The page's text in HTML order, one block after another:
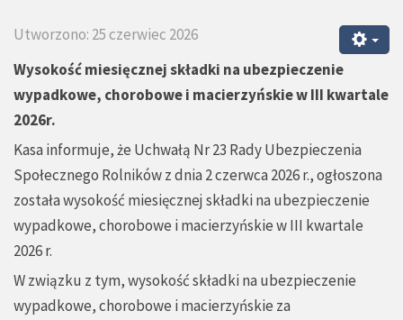
Utworzono: 25 czerwiec 2026
Wysokość miesięcznej składki na ubezpieczenie
wypadkowe, chorobowe i macierzyńskie w III kwartale
2026r.
Kasa informuje, że Uchwałą Nr 23 Rady Ubezpieczenia
Społecznego Rolników z dnia 2 czerwca 2026 r., ogłoszona
została wysokość miesięcznej składki na ubezpieczenie
wypadkowe, chorobowe i macierzyńskie w III kwartale
2026 r.
W związku z tym, wysokość składki na ubezpieczenie
wypadkowe, chorobowe i macierzyńskie za